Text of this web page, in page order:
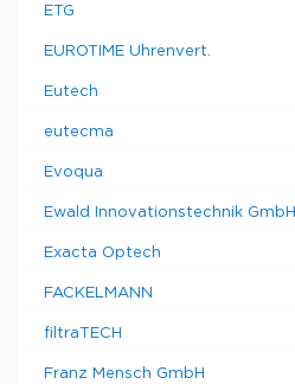
ETG
EUROTIME Uhrenvert.
Eutech
eutecma
Evoqua
Ewald Innovationstechnik GmbH
Exacta Optech
FACKELMANN
filtraTECH
Franz Mensch GmbH